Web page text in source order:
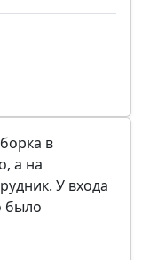
в
а на
У входа
было